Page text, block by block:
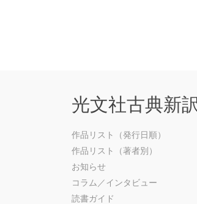
光文社古典新
作品リスト（発行日順）
作品リスト（著者別）
お知らせ
コラム／インタビュー
読書ガイド